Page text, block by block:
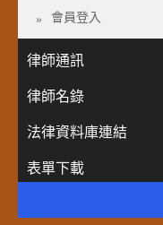
會員登入
律師通訊
律師名錄
法律資料庫連結
表單下載